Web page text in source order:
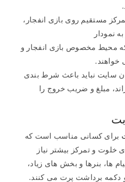
مستقیم روی بازی انفجار،
نمودار
محیط مخصوص بازی انفجار و
سایت نباید باعث شرط بندی
مبلغ و ضریب خروج را
برای کسانی مناسب است که
خلوت و تمرکز بیشتر نیاز
ها، بنرها و بخش های زیاد،
و دکمه برداشت پرت می کنند.